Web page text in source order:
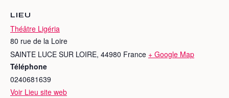
LIEU
Théâtre Ligéria
80 rue de la Loire
SAINTE LUCE SUR LOIRE, 44980 France + Google Map
Téléphone
0240681639
Voir Lieu site web